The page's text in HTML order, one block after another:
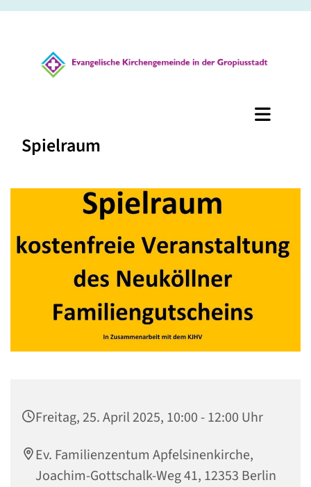
Spielraum
Freitag, 25. April 2025, 10:00 - 12:00 Uhr
Ev. Familienzentum Apfelsinenkirche,
Joachim-Gottschalk-Weg 41, 12353 Berlin